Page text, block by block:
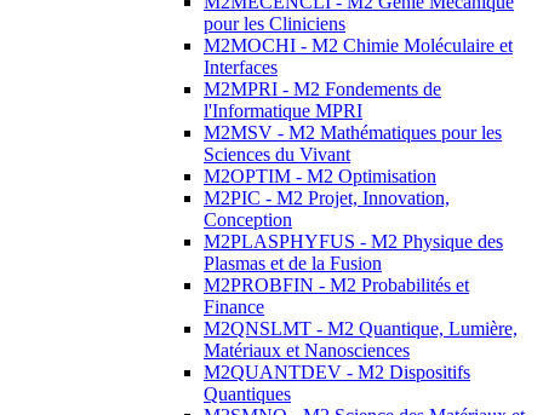
pour les Cliniciens
M2MOCHI - M2 Chimie Moléculaire et
Interfaces
M2MPRI - M2 Fondements de
l'Informatique MPRI
M2MSV - M2 Mathématiques pour les
Sciences du Vivant
M2OPTIM - M2 Optimisation
M2PIC - M2 Projet, Innovation,
Conception
M2PLASPHYFUS - M2 Physique des
Plasmas et de la Fusion
M2PROBFIN - M2 Probabilités et
Finance
M2QNSLMT - M2 Quantique, Lumière,
Matériaux et Nanosciences
M2QUANTDEV - M2 Dispositifs
Quantiques